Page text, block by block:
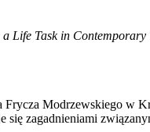
a Life Task in Contemporary
Modrzewskiego w
zagadnieniami